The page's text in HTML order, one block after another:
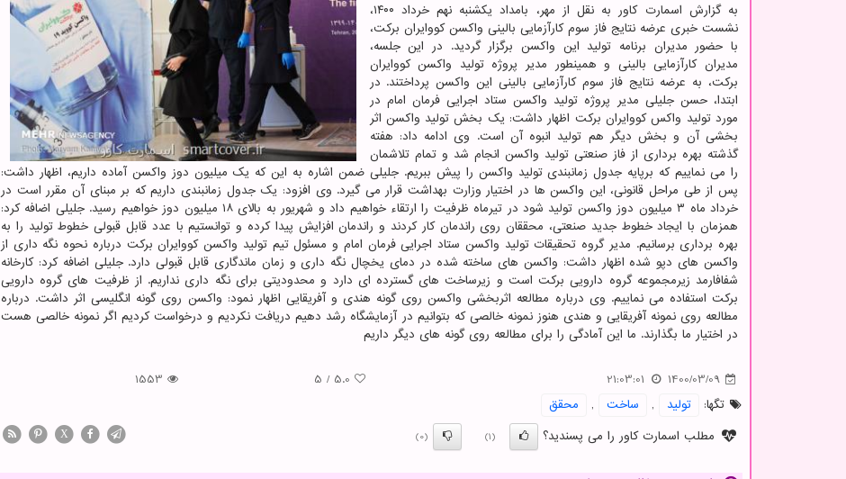
به گزارش اسمارت کاور به نقل از مهر، بامداد یکشنبه نهم خرداد ۱۴۰۰،
نشست خبری عرضه نتایج فاز سوم کارآزمایی بالینی واکسن کووایران برکت،
با حضور مدیران برنامه تولید این واکسن برگزار گردید. در این جلسه،
مدیران کارآزمایی بالینی و همینطور مدیر پروژه تولید واکسن کووایران
برکت، به عرضه نتایج فاز سوم کارآزمایی بالینی این واکسن پرداختند. در
ابتدا، حسن جلیلی مدیر پروژه تولید واکسن ستاد اجرایی فرمان امام در
مورد تولید واکس کووایران برکت اظهار داشت: یک بخش تولید واکسن اثر
بخشی آن و بخش دیگر هم تولید انبوه آن است. وی ادامه داد: هفته
گذشته بهره برداری از فاز صنعتی تولید واکسن انجام شد و تمام تلاشمان
را می نماییم که برپایه جدول زمانبندی تولید واکسن را پیش ببریم. جلیلی ضمن اشاره به این که یک میلیون دوز واکسن آماده داریم، اظهار داشت:
پس از طی مراحل قانونی، این واکسن ها در اختیار وزارت بهداشت قرار می گیرد. وی افزود: یک جدول زمانبندی داریم که بر مبنای آن مقرر است در
خرداد ماه ۳ میلیون دوز واکسن تولید شود در تیرماه ظرفیت را ارتقاء خواهیم داد و شهریور به بالای ۱۸ میلیون دوز خواهیم رسید. جلیلی اضافه کرد:
همزمان با ایجاد خطوط جدید صنعتی، محققان روی راندمان کار کردند و راندمان افزایش پیدا کرده و توانستیم با عدد قابل قبولی خطوط تولید را به
بهره برداری برسانیم. مدیر گروه تحقیقات تولید واکسن ستاد اجرایی فرمان امام و مسئول تیم تولید واکسن کووایران برکت درباره نحوه نگه داری از
واکسن های دپو شده اظهار داشت: واکسن های ساخته شده در دمای یخچال نگه داری و زمان ماندگاری قابل قبولی دارد. جلیلی اضافه کرد: کارخانه
شفافارمد زیرمجموعه گروه دارویی برکت است و زیرساخت های گسترده ای دارد و محدودیتی برای نگه داری نداریم. از ظرفیت های گروه دارویی
برکت استفاده می نماییم. وی درباره مطالعه اثربخشی واکسن روی گونه هندی و آفریقایی اظهار نمود: واکسن روی گونه انگلیسی اثر داشت. درباره
مطالعه روی نمونه آفریقایی و هندی هنوز نمونه خالصی که بتوانیم در آزمایشگاه رشد دهیم دریافت نکردیم و درخواست کردیم اگر نمونه خالصی هست
در اختیار ما بگذارند. ما این آمادگی را برای مطالعه روی گونه های دیگر داریم
1400/03/09
21:03:01
5.0
/
5
1553
تگها:
تولید , ساخت ,
محقق
مطلب اسمارت کاور را می پسندید؟
(1)
(0)
X